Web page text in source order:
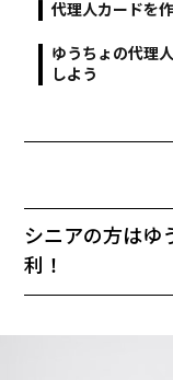
代理人カードを
ゆうちょの代理
しよう
シニアの方はゆ
利！